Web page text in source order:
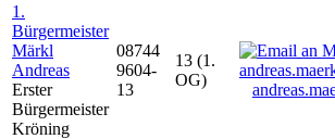
1.
Bürgermeister
Märkl
Andreas
Erster
Bürgermeister
Kröning
08744
9604-
13
13 (1.
OG)